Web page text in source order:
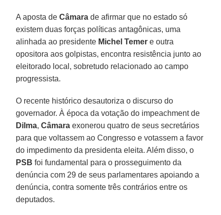
A aposta deCâmara de afirmar que no estado só
existem duas forças políticas antagônicas, uma
alinhada ao presidente Michel Temer e outra
opositora aos golpistas, encontra resistência junto ao
eleitorado local, sobretudo relacionado ao campo
progressista.
O recente histórico desautoriza o discurso do
governador. À época da votação do impeachment de
Dilma, Câmara exonerou quatro de seus secretários
para que voltassem ao Congresso e votassem a favor
do impedimento da presidenta eleita. Além disso, o
PSB foi fundamental para o prosseguimento da
denúncia com 29 de seus parlamentares apoiando a
denúncia, contra somente três contrários entre os
deputados.